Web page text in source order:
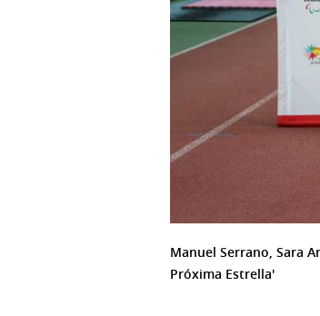
Manuel Serrano, Sara
Próxima Estrella'